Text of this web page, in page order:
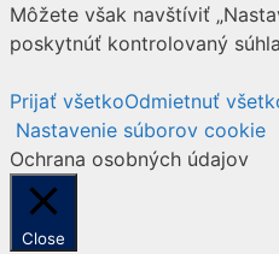
Môžete však navštíviť
poskytnúť kontrolovaný
Prijať všetkoOdmietnuť
Nastavenie súborov cookie
Ochrana osobných údajov
Close